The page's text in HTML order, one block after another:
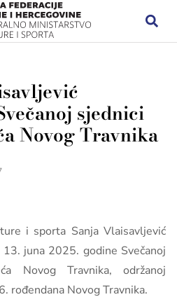
sjednici
Novog Travnika
i sporta Sanja Vlaisavljević
juna 2025. godine Svečanoj
Novog Travnika, održanoj
rođendana Novog Travnika.